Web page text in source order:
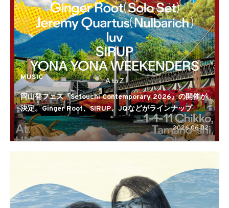
MUSIC
岡山発フェス『Setouchi Contemporary 2026』の開催が
決定。Ginger Root、SIRUP、JQなどがラインナップ
2026.06.02